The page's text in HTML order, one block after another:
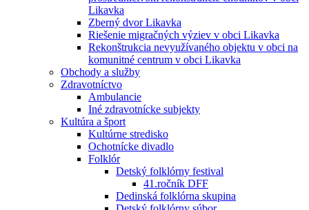
Likavka
Zberný dvor Likavka
Riešenie migračných výziev v obci Likavka
Rekonštrukcia nevyužívaného objektu v obci na
komunitné centrum v obci Likavka
Obchody a služby
Zdravotníctvo
Ambulancie
Iné zdravotnícke subjekty
Kultúra a šport
Kultúrne stredisko
Ochotnícke divadlo
Folklór
Detský folklórny festival
41.ročník DFF
Dedinská folklórna skupina